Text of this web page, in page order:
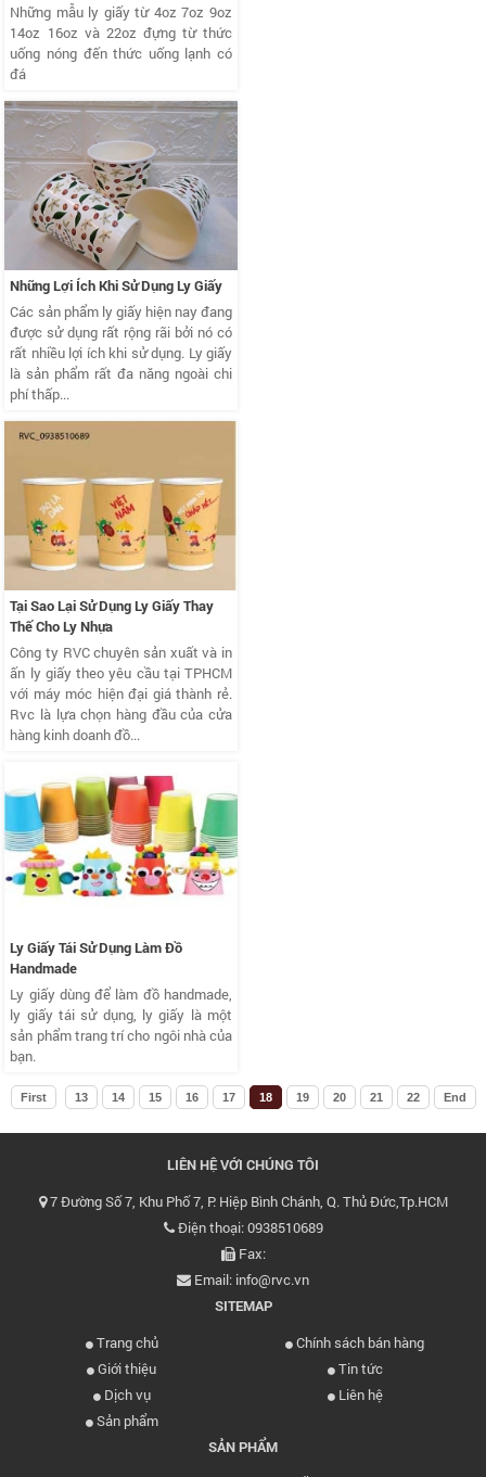
Những mẫu ly giấy từ 4oz 7oz 9oz
14oz 16oz và 22oz đựng từ thức
uống nóng đến thức uống lạnh có
đá
Những Lợi Ích Khi Sử Dụng Ly Giấy
Các sản phẩm ly giấy hiện nay đang
được sử dụng rất rộng rãi bởi nó có
rất nhiều lợi ích khi sử dụng. Ly giấy
là sản phẩm rất đa năng ngoài chi
phí thấp...
Tại Sao Lại Sử Dụng Ly Giấy Thay
Thế Cho Ly Nhựa
Công ty RVC chuyên sản xuất và in
ấn ly giấy theo yêu cầu tại TPHCM
với máy móc hiện đại giá thành rẻ.
Rvc là lựa chọn hàng đầu của cửa
hàng kinh doanh đồ...
Ly Giấy Tái Sử Dụng Làm Đồ
Handmade
Ly giấy dùng để làm đồ handmade,
ly giấy tái sử dụng, ly giấy là một
sản phẩm trang trí cho ngôi nhà của
bạn.
First 13 14 15 16 17 18 19 20 21 22 End
LIÊN HỆ VỚI CHÚNG TÔI
7 Đường Số 7, Khu Phố 7, P. Hiệp Bình Chánh, Q. Thủ Đức,Tp.HCM
Điện thoại: 0938510689
Fax:
Email: info@rvc.vn
SITEMAP
Trang chủ
Chính sách bán hàng
Giới thiệu
Tin tức
Dịch vụ
Liên hệ
Sản phẩm
SẢN PHẨM